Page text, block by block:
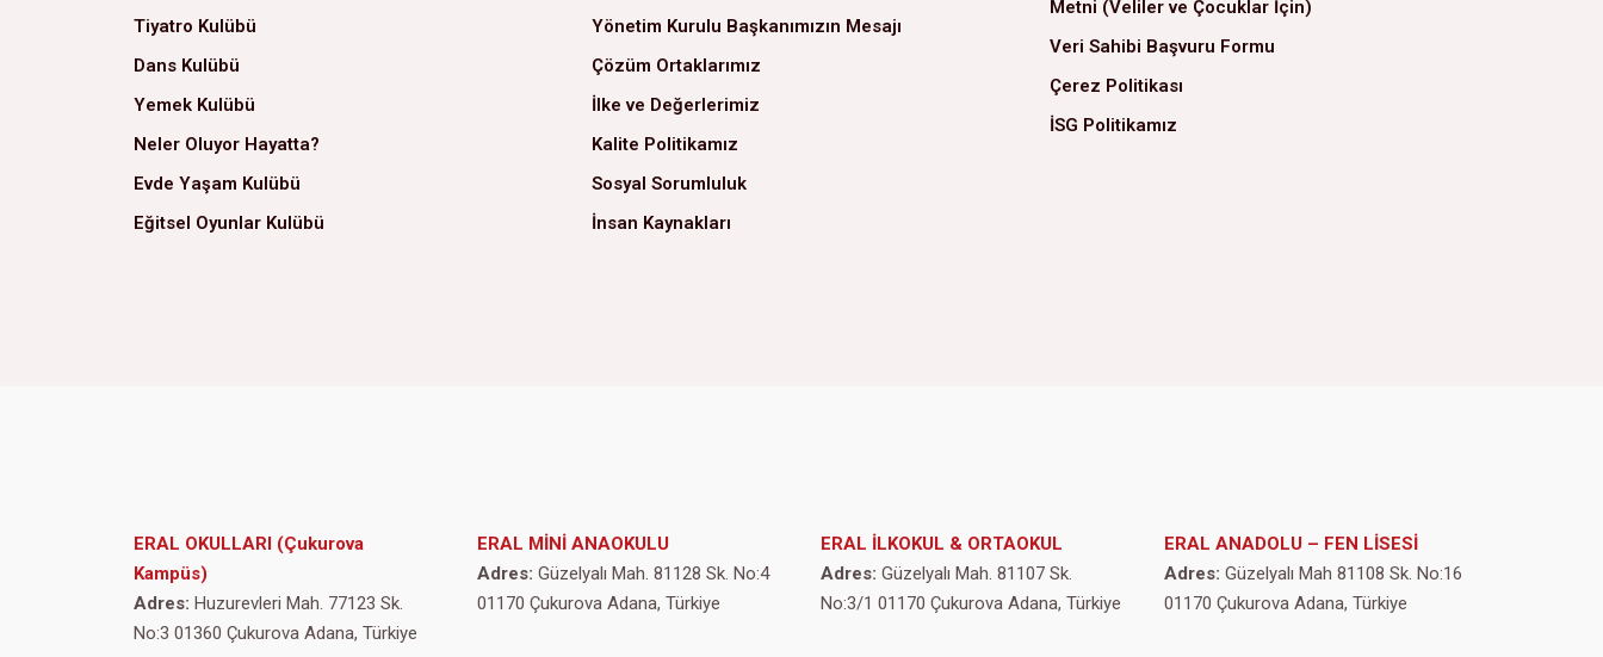
Tiyatro Kulübü
Dans Kulübü
Yemek Kulübü
Neler Oluyor Hayatta?
Evde Yaşam Kulübü
Eğitsel Oyunlar Kulübü
Yönetim Kurulu Başkanımızın Mesajı
Çözüm Ortaklarımız
İlke ve Değerlerimiz
Kalite Politikamız
Sosyal Sorumluluk
İnsan Kaynakları
Metni (Veliler ve Çocuklar İçin)
Veri Sahibi Başvuru Formu
Çerez Politikası
İSG Politikamız
ERAL OKULLARI (Çukurova
Kampüs)
Adres: Huzurevleri Mah. 77123 Sk.
No:3 01360 Çukurova Adana, Türkiye
ERAL MİNİ ANAOKULU
Adres: Güzelyalı Mah. 81128 Sk. No:4
01170 Çukurova Adana, Türkiye
ERAL İLKOKUL & ORTAOKUL
Adres: Güzelyalı Mah. 81107 Sk.
No:3/1 01170 Çukurova Adana, Türkiye
ERAL ANADOLU – FEN LİSESİ
Adres: Güzelyalı Mah 81108 Sk. No:16
01170 Çukurova Adana, Türkiye